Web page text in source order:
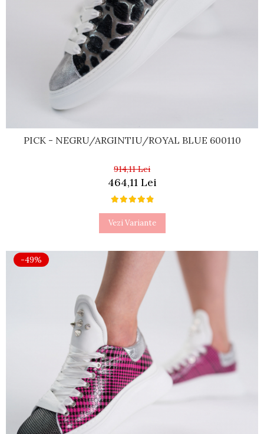
PICK - NEGRU/ARGINTIU/ROYAL BLUE 600110
914,11 Lei
464,11 Lei
Vezi Variante
-49%